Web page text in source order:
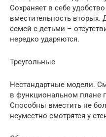
Сохраняет в себе
вместительность
семей с детьми –
нередко ударяются.
Треугольные
Нестандартные модели.
в функциональном плане
Способны вместить не
неуместно смотрятся у